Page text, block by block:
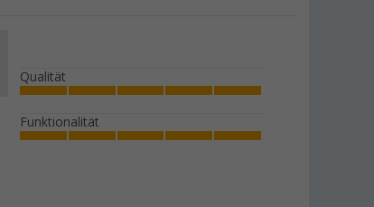
(25)
6,99 €UVP
Qualität
Funktionalität